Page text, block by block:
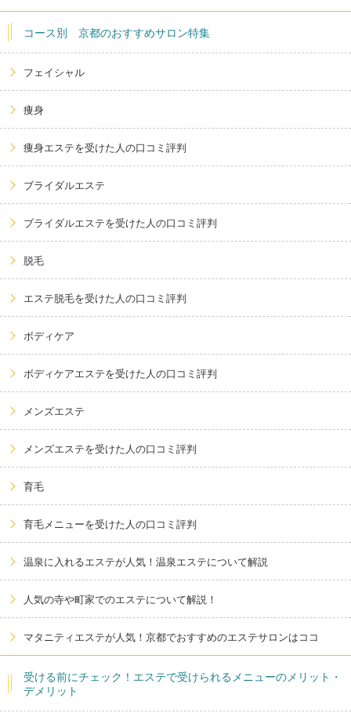
コース別 京都のおすすめサロン特集
フェイシャル
痩身
痩身エステを受けた人の口コミ評判
ブライダルエステ
ブライダルエステを受けた人の口コミ評判
脱毛
エステ脱毛を受けた人の口コミ評判
ボディケア
ボディケアエステを受けた人の口コミ評判
メンズエステ
メンズエステを受けた人の口コミ評判
育毛
育毛メニューを受けた人の口コミ評判
温泉に入れるエステが人気！温泉エステについて解説
人気の寺や町家でのエステについて解説！
マタニティエステが人気！京都でおすすめのエステサロンはココ
受ける前にチェック！エステで受けられるメニューのメリット・
デメリット